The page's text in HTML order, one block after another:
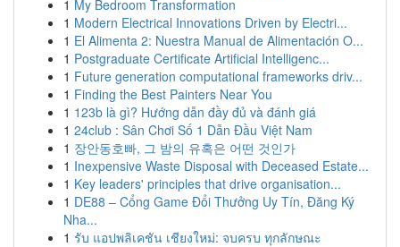
1 My Bedroom Transformation
1 Modern Electrical Innovations Driven by Electri...
1 El Alimenta 2: Nuestra Manual de Alimentación O...
1 Postgraduate Certificate Artificial Intelligenc...
1 Future generation computational frameworks driv...
1 Finding the Best Painters Near You
1 123b là gì? Hướng dẫn đầy đủ và đánh giá
1 24club : Sân Chơi Số 1 Dẫn Đầu Việt Nam
1 장안동호빠, 그 밤의 유혹은 어떤 것인가
1 Inexpensive Waste Disposal with Deceased Estate...
1 Key leaders' principles that drive organisation...
1 DE88 – Cổng Game Đổi Thưởng Uy Tín, Đăng Ký
Nha...
1 รับ แอปพลิเคชัน เชียงใหม่: จบครบ ทุกลักษณะ